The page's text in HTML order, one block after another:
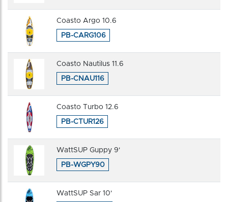
Coasto Argo 10.6
PB-CARG106
Coasto Nautilus 11.6
PB-CNAU116
Coasto Turbo 12.6
PB-CTUR126
WattSUP Guppy 9'
PB-WGPY90
WattSUP Sar 10'